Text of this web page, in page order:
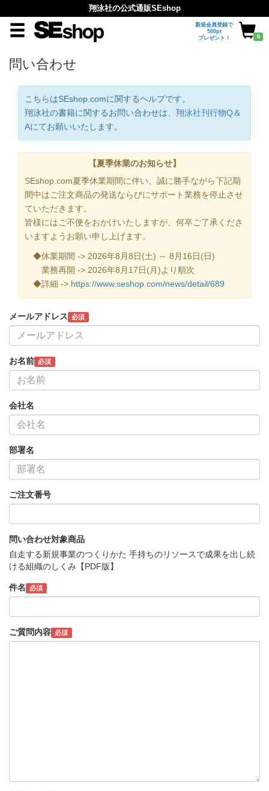
翔泳社の公式通販SEshop
新規会員登録で
500pt
プレゼント！
0
問い合わせ
こちらはSEshop.comに関するヘルプです。
翔泳社の書籍に関するお問い合わせは、 翔泳社刊行物Q＆
Aにてお願いいたします。
【夏季休業のお知らせ】
SEshop.com夏季休業期間に伴い、誠に勝手ながら下記期
間中はご注文商品の発送ならびにサポート業務を停止させ
ていただきます。
皆様にはご不便をおかけいたしますが、何卒ご了承くださ
いますようお願い申し上げます。
◆休業期間 -> 2026年8月8日(土) ～ 8月16日(日)
業務再開 -> 2026年8月17日(月)より順次
◆詳細 -> https://www.seshop.com/news/detail/689
メールアドレス 必須
お名前 必須
会社名
部署名
ご注文番号
問い合わせ対象商品
自走する新規事業のつくりかた 手持ちのリソースで成果を出し続
ける組織のしくみ【PDF版】
件名 必須
ご質問内容 必須